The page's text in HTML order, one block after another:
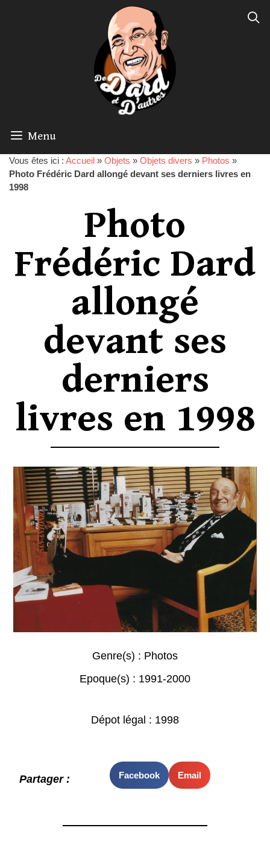
Menu
Vous êtes ici : Accueil » Objets » Objets divers » Photos »
Photo Frédéric Dard allongé devant ses derniers livres en
1998
Photo
Frédéric Dard
allongé
devant ses
derniers
livres en 1998
Genre(s) : Photos
Epoque(s) : 1991-2000
Dépot légal : 1998
Partager : Facebook Email